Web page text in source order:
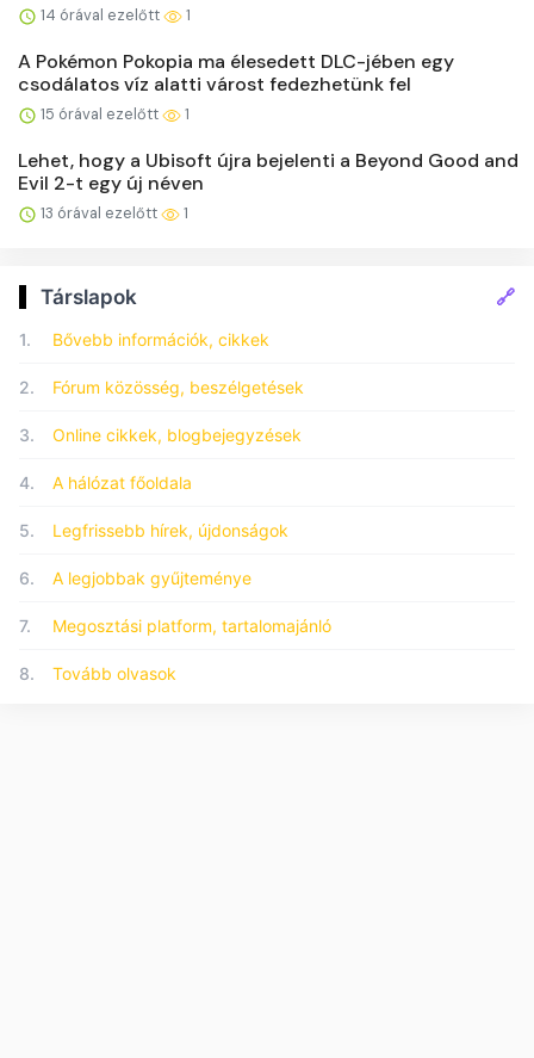
14 órával ezelőtt 1
A Pokémon Pokopia ma élesedett DLC-jében egy
csodálatos víz alatti várost fedezhetünk fel
15 órával ezelőtt 1
Lehet, hogy a Ubisoft újra bejelenti a Beyond Good and
Evil 2-t egy új néven
13 órával ezelőtt 1
Társlapok 🔗
1. Bővebb információk, cikkek
2. Fórum közösség, beszélgetések
3. Online cikkek, blogbejegyzések
4. A hálózat főoldala
5. Legfrissebb hírek, újdonságok
6. A legjobbak gyűjteménye
7. Megosztási platform, tartalomajánló
8. Tovább olvasok